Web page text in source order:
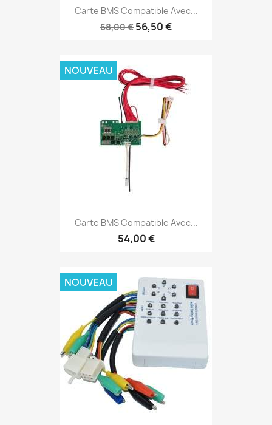
Carte BMS Compatible Avec...
68,00 € 56,50 €
Carte BMS Compatible Avec...
54,00 €
NOUVEAU
NOUVEAU